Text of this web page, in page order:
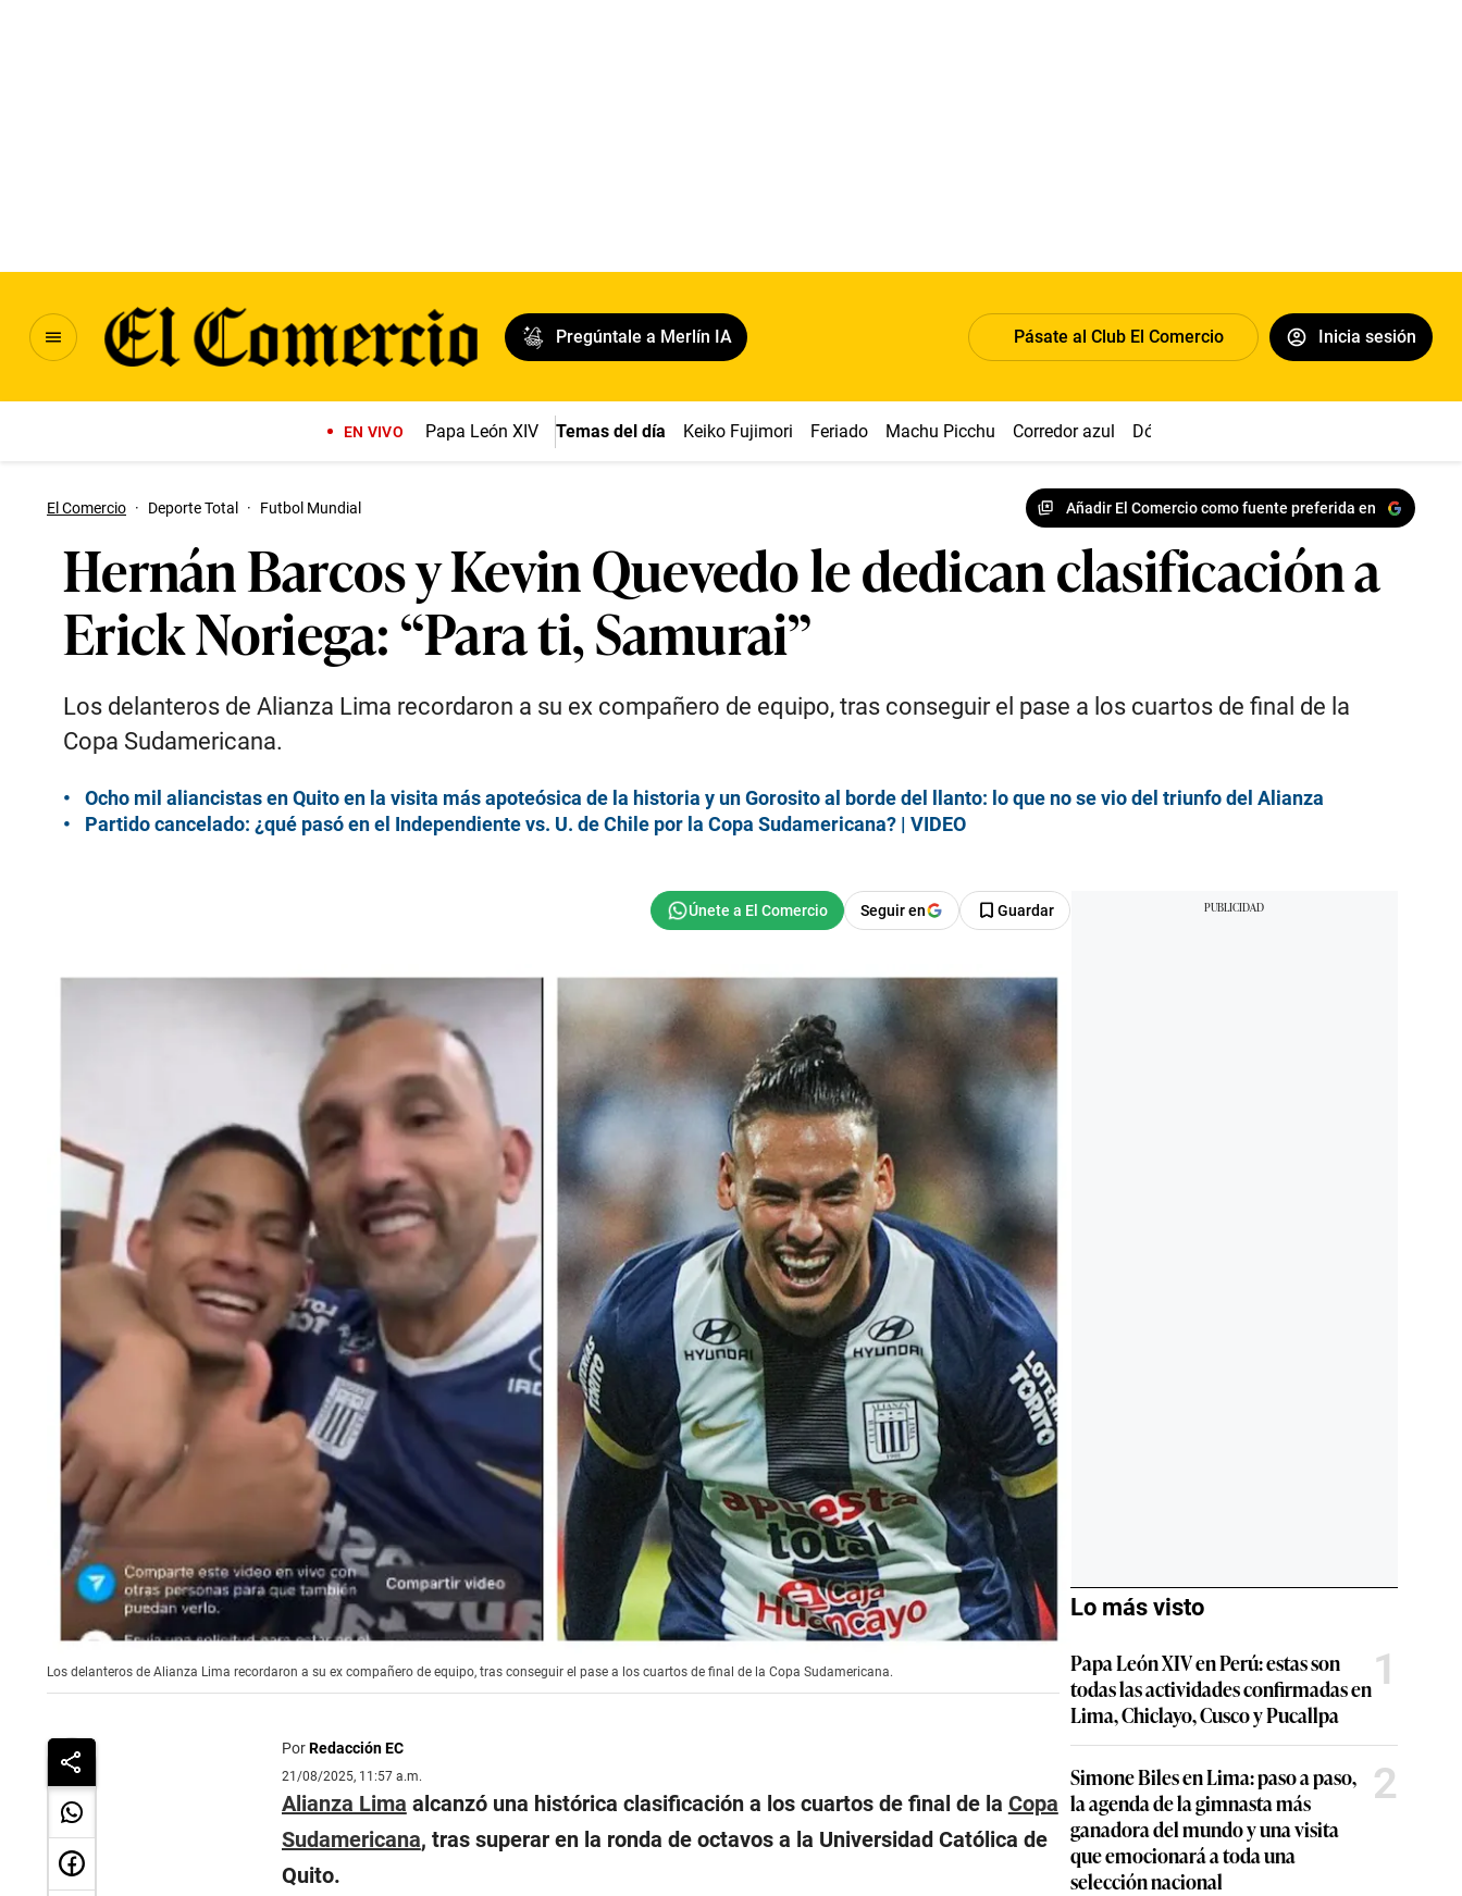
Pregúntale a Merlín IA Pásate al Club El Comercio Inicia sesión
EN VIVO Papa León XIV Temas del día Keiko Fujimori Feriado Machu Picchu Corredor azul Dólar
El Comercio · Deporte Total · Futbol Mundial Añadir El Comercio como fuente preferida en
Hernán Barcos y Kevin Quevedo le dedican clasificación a
Erick Noriega: “Para ti, Samurai”
Los delanteros de Alianza Lima recordaron a su ex compañero de equipo, tras conseguir el pase a los cuartos de final de la
Copa Sudamericana.
Ocho mil aliancistas en Quito en la visita más apoteósica de la historia y un Gorosito al borde del llanto: lo que no se vio del triunfo del Alianza
Partido cancelado: ¿qué pasó en el Independiente vs. U. de Chile por la Copa Sudamericana? | VIDEO
Seguir en Guardar
Los delanteros de Alianza Lima recordaron a su ex compañero de equipo, tras conseguir el pase a los cuartos de final de la Copa Sudamericana.
PorRedacción EC
21/08/2025, 11:57 a.m.
Alianza Lima alcanzó una histórica clasificación a los cuartos de final de la Copa
Sudamericana, tras superar en la ronda de octavos a la Universidad Católica de
Quito.
Lo más visto
Papa León XIV en Perú: estas son
todas las actividades confirmadas en
Lima, Chiclayo, Cusco y Pucallpa
1
Simone Biles en Lima: paso a paso,
la agenda de la gimnasta más
ganadora del mundo y una visita
que emocionará a toda una
selección nacional
2